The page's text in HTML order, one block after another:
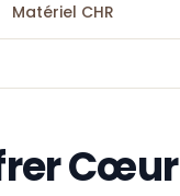
Matériel CHR
Cœur